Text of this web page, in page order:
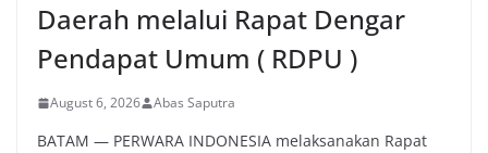
Daerah melalui Rapat Dengar
Pendapat Umum ( RDPU )
August 6, 2026 Abas Saputra
BATAM — PERWARA INDONESIA melaksanakan Rapat